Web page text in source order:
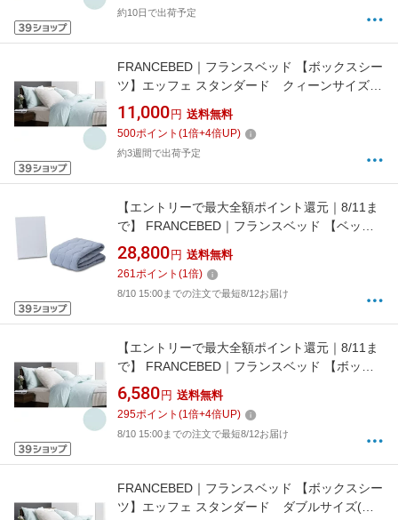
約10日で出荷予定
FRANCEBED｜フランスベッド 【ボックスシー
ツ】エッフェ スタンダード クィーンサイズ
(綿100%/170×195×35cm/ブルー) フランスベッ
ド
11,000 円 送料無料
500ポイント (1倍+4倍UP)
約3週間で出荷予定
【エントリーで最大全額ポイント還元｜8/11ま
で】 FRANCEBED｜フランスベッド 【ベッド
パッド/ボックスシーツ】クラウディアベッドパ
ッド＆マットレスカバー(ワイドダブルサイ
ズ/154×195cm/ブルー) フランスベッド
28,800 円 送料無料
261ポイント (1倍)
8/10 15:00までの注文で最短8/12お届け
【エントリーで最大全額ポイント還元｜8/11ま
で】 FRANCEBED｜フランスベッド 【ボック
スシーツ】エッフェ スタンダード セミダブル
サイズ(綿100%/122×195×35cm/ブルー) フラン
スベッド
6,580 円 送料無料
295ポイント (1倍+4倍UP)
8/10 15:00までの注文で最短8/12お届け
FRANCEBED｜フランスベッド 【ボックスシー
ツ】エッフェ スタンダード ダブルサイズ(綿